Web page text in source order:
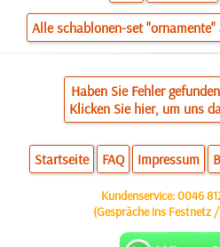
Alle schablonen-set
Haben Sie Fehler
Klicken Sie hier, um uns
Startseite FAQ Impressum
Kundenservice:0046
(Gespräche ins Festnetz